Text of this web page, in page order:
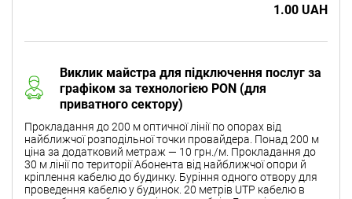
1.00 UAH
Виклик майстра для підключення послуг за
графіком за технологією PON (для
приватного сектору)
Прокладання до 200 м оптичної лінії по опорах від
найближчої розподільної точки провайдера. Понад 200 м
ціна за додатковий метраж — 10 грн./м. Прокладання до
30 м лінії по території Абонента від найближчої опори й
кріплення кабелю до будинку. Буріння одного отвору для
проведення кабелю у будинок. 20 метрів UTP кабелю в